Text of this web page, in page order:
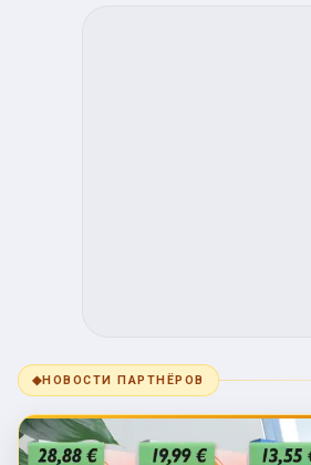
◆НОВОСТИ ПАРТНЁРОВ